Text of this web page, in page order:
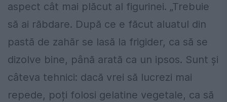
aspect cât mai plăcut al figurinei. „Trebuie
să ai răbdare. După ce e făcut aluatul din
pastă de zahăr se lasă la frigider, ca să se
dizolve bine, până arată ca un ipsos. Sunt și
câteva tehnici: dacă vrei să lucrezi mai
repede, poți folosi gelatine vegetale, ca să